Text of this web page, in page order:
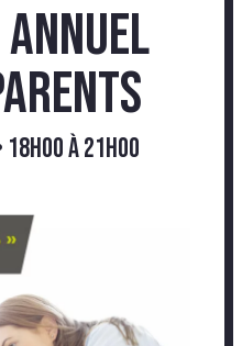
annuel
à21h00